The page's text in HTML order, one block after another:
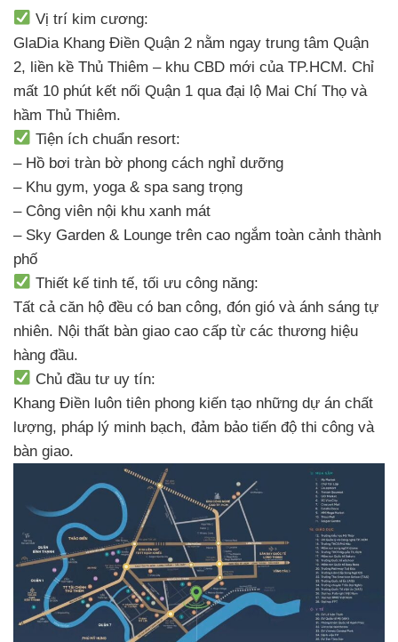
Vị trí kim cương:
GlaDia Khang Điền Quận 2 nằm ngay trung tâm Quận
2, liền kề Thủ Thiêm – khu CBD mới của TP.HCM. Chỉ
mất 10 phút kết nối Quận 1 qua đại lộ Mai Chí Thọ và
hầm Thủ Thiêm.
Tiện ích chuẩn resort:
– Hồ bơi tràn bờ phong cách nghỉ dưỡng
– Khu gym, yoga & spa sang trọng
– Công viên nội khu xanh mát
– Sky Garden & Lounge trên cao ngắm toàn cảnh thành
phố
Thiết kế tinh tế, tối ưu công năng:
Tất cả căn hộ đều có ban công, đón gió và ánh sáng tự
nhiên. Nội thất bàn giao cao cấp từ các thương hiệu
hàng đầu.
Chủ đầu tư uy tín:
Khang Điền luôn tiên phong kiến tạo những dự án chất
lượng, pháp lý minh bạch, đảm bảo tiến độ thi công và
bàn giao.